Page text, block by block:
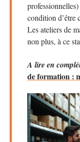
condition d’être
Les ateliers de
non plus, à ce
A lire en
de formation :